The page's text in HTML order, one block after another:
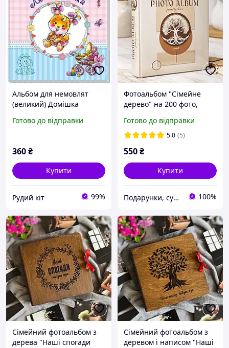
Альбом для немовлят
(великий) Домішка
Готово до відправки
360₴
Купити
Рудий кіт 99%
Фотоальбом "Сімейне
дерево" на 200 фото,
підпису до фото)
Готово до відправки
5.0 (5)
550₴
Купити
Подарунки, сувеніри, предмети інтер'єру "Елефант" | © elephant.dp.ua 100%
Сімейний фотоальбом з
дерева "Наші спогади
Сімейний фотоальбом з
деревом і написом "Наші